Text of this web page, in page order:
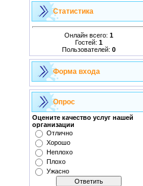
Статистика
Онлайн всего: 1
Гостей: 1
Пользователей: 0
Форма входа
Опрос
Оцените качество услуг нашей
организации
Отлично
Хорошо
Неплохо
Плохо
Ужасно